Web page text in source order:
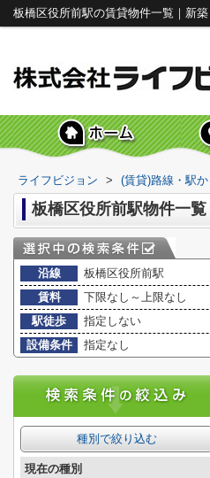
板橋区役所前駅の賃貸物件一覧｜新
ライフビジョン > (賃貸)路線・駅
板橋区役所前駅物件一覧
沿線
板橋区役所前駅
賃料
下限なし～上限なし
駅徒歩
指定しない
設備条件
指定なし
種別で絞り込む
現在の種別